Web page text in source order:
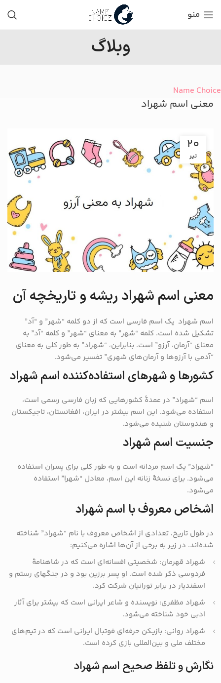
منو
وبلاگ
Name Choice
معنی اسم شهراد
20
تیر
معنی اسم شهراد ریشه و تاریخچه آن
اسم شهراد یک اسم فارسی است که از دو کلمه “شهر” و “آد”
تشکیل شده است. کلمه “شهر” به معنای “شهر” و کلمه “آد” به
معنای “آرمان، آرزو” است. بنابراین، “شهراد” به طور کلی به معنای
“آدمی با آرزوها و آرمان‌های شهری” تفسیر می‌شود.
کشورها و شهرهای استفاده‌کننده اسم شهراد
اسم “شهراد” در عمدهٔ کشورهایی که زبان فارسی رسمی است،
استفاده می‌شود. این اسم بیشتر در ایران، افغانستان، تاجیکستان
و هندوستان شنیده می‌شود.
جنسیت اسم شهراد
“شهراد” یک اسم مردانه است و به طور کلی برای پسران استفاده
می‌شود. برای نسخهٔ زنانه این اسم، معادل “شهرا” استفاده
می‌شود.
اشخاص معروف با اسم شهراد
در طول تاریخ، تعدادی از اشخاص معروف با نام “شهراد” شناخته
شده‌اند. در زیر به برخی از آن‌ها اشاره می‌کنیم:
شهراد قهرمان: شخصیتی افسانه‌ای است که در شاهنامهٔ
فردوسی ذکر شده است. او پسر برزین بود و در جنگهای رستم و
اسفندیار در برابر تورانیان شرکت کرد.
شهراد مظفری: نویسنده و شاعر ایرانی است که بیشتر برای آثار
ادبی خود شناخته می‌شود.
شهراد روانی: بازیکن حرفه‌ای فوتبال ایرانی است که در تیم‌های
مختلف ملی و بین‌المللی بازی کرده است.
نگارش و تلفظ صحیح اسم شهراد